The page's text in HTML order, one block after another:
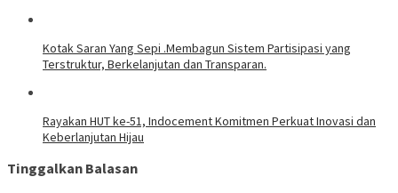
Kotak Saran Yang Sepi .Membagun Sistem Partisipasi yang
Terstruktur, Berkelanjutan dan Transparan.
Rayakan HUT ke-51, Indocement Komitmen Perkuat Inovasi dan
Keberlanjutan Hijau
Tinggalkan Balasan